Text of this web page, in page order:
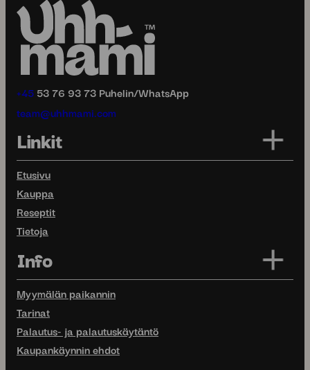
+45 53 76 93 73 Puhelin/WhatsApp
team@uhhmami.com
Linkit
Etusivu
Kauppa
Reseptit
Tietoja
Info
Myymälän paikannin
Tarinat
Palautus- ja palautuskäytäntö
Kaupankäynnin ehdot